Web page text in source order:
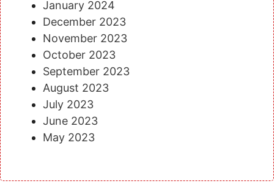
January 2024
December 2023
November 2023
October 2023
September 2023
August 2023
July 2023
June 2023
May 2023